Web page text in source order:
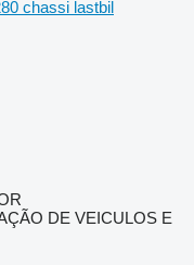
chassi lastbil
DE VEICULOS E